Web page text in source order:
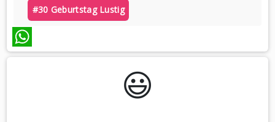
#30 Geburtstag Lustig
WhatsApp
😃️